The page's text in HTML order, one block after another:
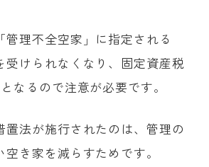
管理不全空家」に指定される
受けられなくなり、固定資産税
なるので注意が必要です。
置法が施行されたのは、管理の
き家を減らすためです。